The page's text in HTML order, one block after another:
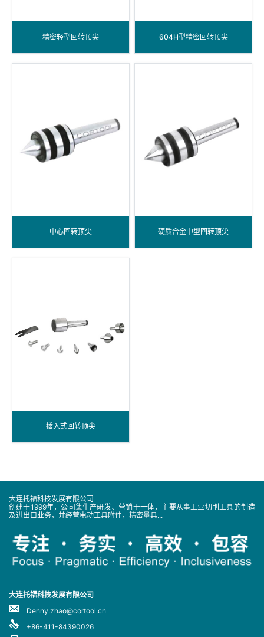
精密轻型回转顶尖 604H型精密回转顶尖
中心回转顶尖 硬质合金中型回转顶尖
插入式回转顶尖
大连托福科技发展有限公司
创建于1999年，公司集生产研发、营销于一体，主要从事工业切削工具的制造
及进出口业务，并经营电动工具附件，精密量具...
大连托福科技发展有限公司
Denny.zhao@cortool.cn
+86-411-84390026